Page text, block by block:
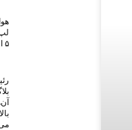
۵ اوت رونمایی کرد